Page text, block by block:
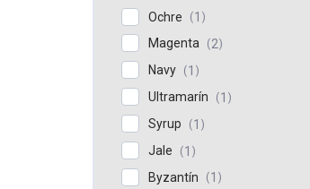
Ochre
1
Magenta
2
Navy
1
Ultramarín
1
Syrup
1
Jale
1
Byzantín
1